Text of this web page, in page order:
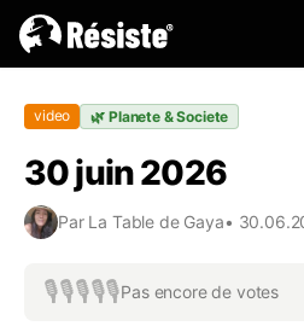
video 🌿 Planete & Societe
30 juin 2026
Par La Table de Gaya•
🎙️🎙️🎙️🎙️🎙️Pas encore de votes